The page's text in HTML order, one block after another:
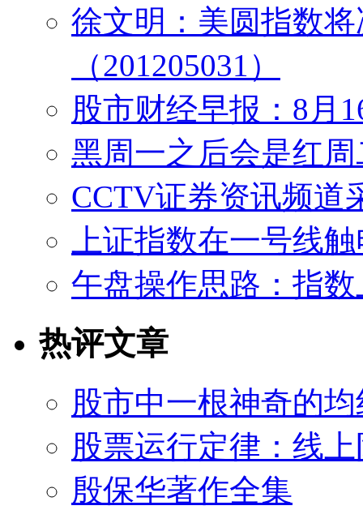
徐文明：美圆指数
（201205031）
股市财经早报：8月
黑周一之后会是红
CCTV证券资讯频道
上证指数在一号线
午盘操作思路：指
热评文章
股市中一根神奇的
股票运行定律：线
殷保华著作全集